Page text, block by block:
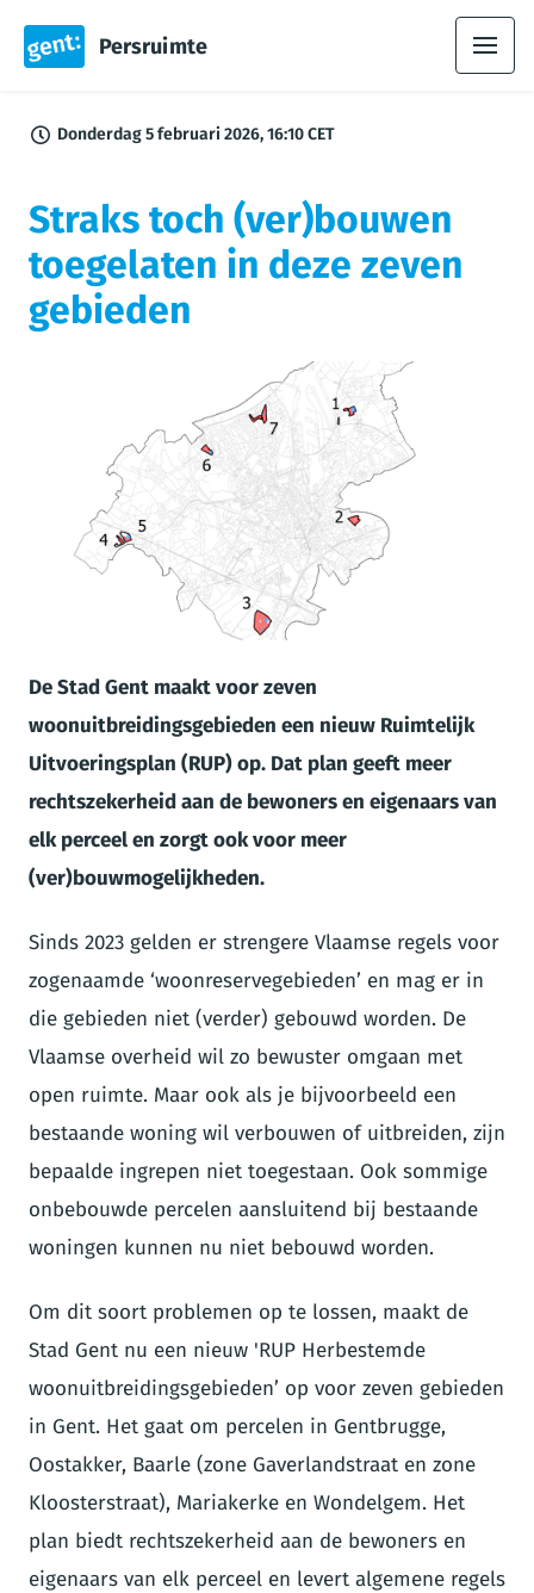
Persruimte
Donderdag 5 februari 2026, 16:10 CET
Straks toch (ver)bouwen
toegelaten in deze zeven
gebieden
De Stad Gent maakt voor zeven
woonuitbreidingsgebieden een nieuw Ruimtelijk
Uitvoeringsplan (RUP) op. Dat plan geeft meer
rechtszekerheid aan de bewoners en eigenaars van
elk perceel en zorgt ook voor meer
(ver)bouwmogelijkheden.
Sinds 2023 gelden er strengere Vlaamse regels voor
zogenaamde ‘woonreservegebieden’ en mag er in
die gebieden niet (verder) gebouwd worden. De
Vlaamse overheid wil zo bewuster omgaan met
open ruimte. Maar ook als je bijvoorbeeld een
bestaande woning wil verbouwen of uitbreiden, zijn
bepaalde ingrepen niet toegestaan. Ook sommige
onbebouwde percelen aansluitend bij bestaande
woningen kunnen nu niet bebouwd worden.
Om dit soort problemen op te lossen, maakt de
Stad Gent nu een nieuw 'RUP Herbestemde
woonuitbreidingsgebieden’ op voor zeven gebieden
in Gent. Het gaat om percelen in Gentbrugge,
Oostakker, Baarle (zone Gaverlandstraat en zone
Kloosterstraat), Mariakerke en Wondelgem. Het
plan biedt rechtszekerheid aan de bewoners en
eigenaars van elk perceel en levert algemene regels